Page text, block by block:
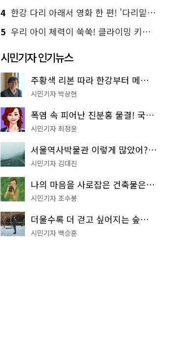
4 한강 다리 아래서 영화 한 편! '다리밑 영화관' 무료 상영
5 우리 아이 체력이 쑥쑥! 클라이밍 키즈카페·어린이 체력장
시민기자 인기뉴스
주황색 리본 따라 한강부터 메타세쿼이아 숲길까지…서울둘레길 15코스
시민기자 박상현
폭염 속 피어난 진분홍 물결! 국립중앙박물관 배롱나무 명소
시민기자 최정윤
서울역사박물관 이렇게 많았어? 주말마다 한 곳씩 떠나는 역사 산책
시민기자 김대진
나의 마음을 사로잡은 건축물은? '서울시 건축상' 수상작 공개!
시민기자 조수봉
더울수록 더 걷고 싶어지는 숲길! 서울둘레길 '아차산 코스'
시민기자 백승훈